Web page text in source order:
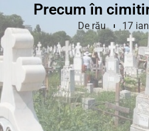
Precum în
De rău 17